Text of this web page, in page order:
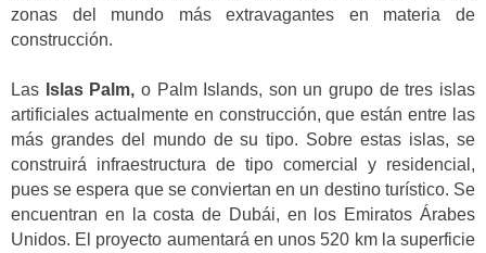
zonas del mundo más extravagantes en materia de
construcción.
Las Islas Palm, o Palm Islands, son un grupo de tres islas
artificiales actualmente en construcción, que están entre las
más grandes del mundo de su tipo. Sobre estas islas, se
construirá infraestructura de tipo comercial y residencial,
pues se espera que se conviertan en un destino turístico. Se
encuentran en la costa de Dubái, en los Emiratos Árabes
Unidos. El proyecto aumentará en unos 520 km la superficie